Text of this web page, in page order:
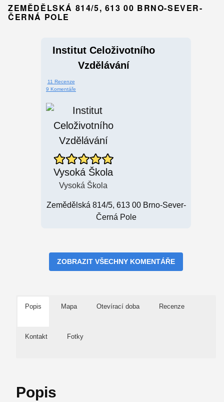
ZEMĚDĚLSKÁ 814/5, 613 00 BRNO-SEVER-
ČERNÁ POLE
Institut Celoživotního
Vzdělávání
11 Recenze
9 Komentáře
Vysoká Škola
Vysoká Škola
Zemědělská 814/5, 613 00 Brno-Sever-
Černá Pole
ZOBRAZIT VŠECHNY KOMENTÁŘE
Popis Mapa Otevírací doba Recenze
Kontakt Fotky
Popis